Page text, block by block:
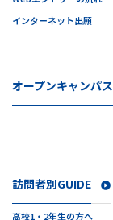
インターネット出願
訪問者別GUIDE
高校1・2年生の方へ
オープンキャンパス